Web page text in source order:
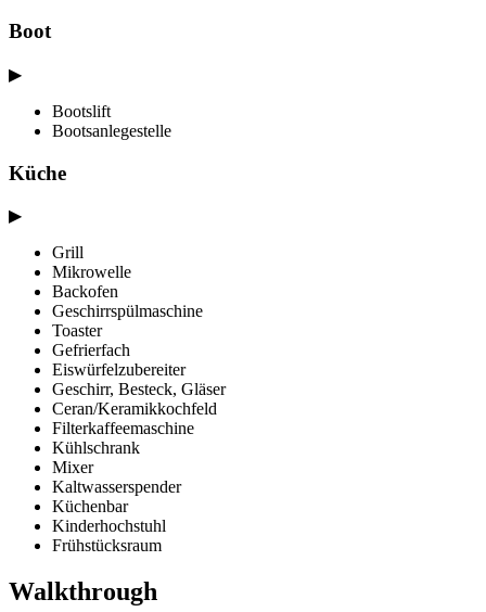
Boot
▶
Bootslift
Bootsanlegestelle
Küche
▶
Grill
Mikrowelle
Backofen
Geschirrspülmaschine
Toaster
Gefrierfach
Eiswürfelzubereiter
Geschirr, Besteck, Gläser
Ceran/Keramikkochfeld
Filterkaffeemaschine
Kühlschrank
Mixer
Kaltwasserspender
Küchenbar
Kinderhochstuhl
Frühstücksraum
Walkthrough